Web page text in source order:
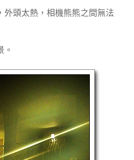
外頭太熱，相機熊熊之間無法